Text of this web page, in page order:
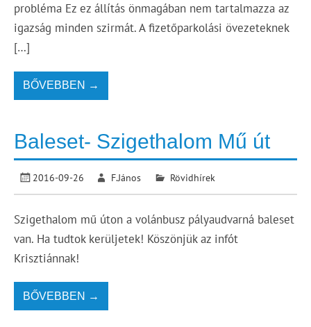
probléma Ez ez állítás önmagában nem tartalmazza az
igazság minden szirmát. A fizetőparkolási övezeteknek
[…]
BŐVEBBEN →
Baleset- Szigethalom Mű út
2016-09-26 F.János Rövidhírek
Szigethalom mű úton a volánbusz pályaudvarná baleset
van. Ha tudtok kerüljetek! Köszönjük az infót
Krisztiánnak!
BŐVEBBEN →